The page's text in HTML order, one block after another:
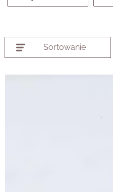
Sortowanie